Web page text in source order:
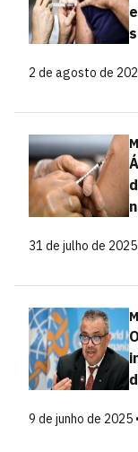
2 de agosto de
31 de julho de
9 de junho de 2025